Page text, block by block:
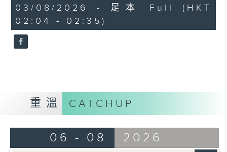
30
minutes,
59
seconds
03/08/2026 - 足本 Full (HKT
02:04 - 02:35)
重溫 CATCHUP
06 - 08 2026